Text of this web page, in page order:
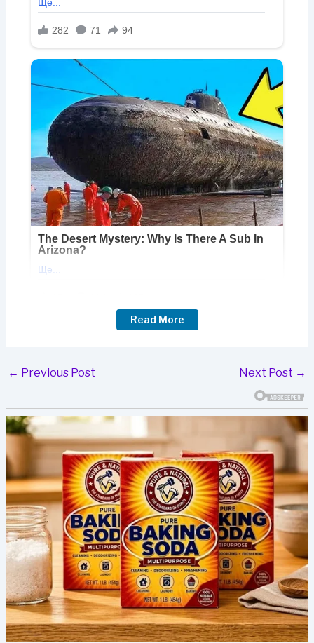
Read More
Post
← Previous Post Next Post →